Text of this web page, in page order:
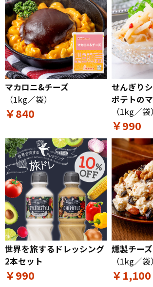
マカロニ&チーズ
（1kg／袋）
￥840
せんぎり
ポテトの
（1kg／袋）
￥990
世界を旅するドレッシング
2本セット
￥990
燻製チー
（1kg／袋）
￥1,100